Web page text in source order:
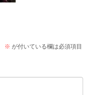
※ が付いている欄は必須項目